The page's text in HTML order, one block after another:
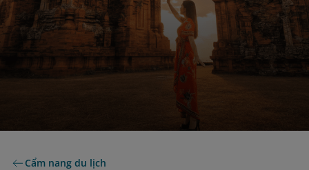
Cẩm nang du lịch